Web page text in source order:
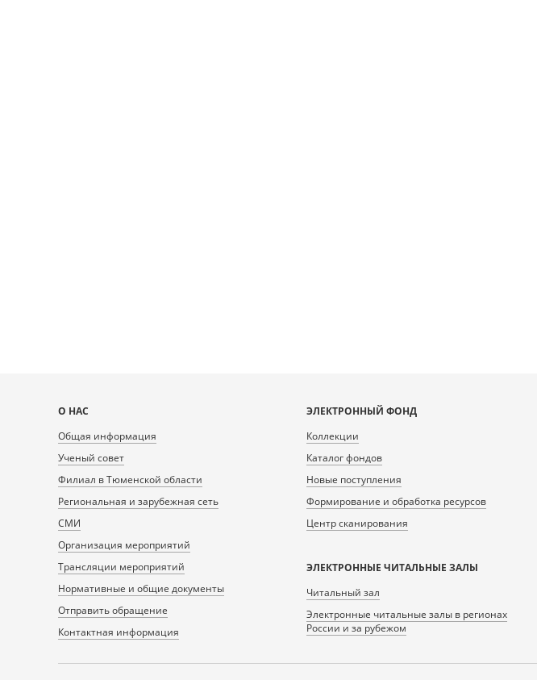
Карта
сайта
О НАС
Общая информация
Ученый совет
Филиал в Тюменской области
Региональная и зарубежная сеть
СМИ
Организация мероприятий
Трансляции мероприятий
Нормативные и общие документы
Отправить обращение
Контактная информация
ЭЛЕКТРОННЫЙ ФОНД
Коллекции
Каталог фондов
Новые поступления
Формирование и обработка ресурсов
Центр сканирования
ЭЛЕКТРОННЫЕ ЧИТАЛЬНЫЕ ЗАЛЫ
Читальный зал
Электронные читальные залы в регионах
России и за рубежом